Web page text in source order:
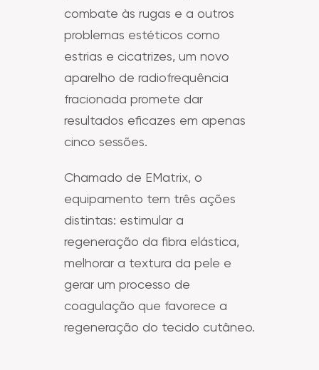
combate às rugas e a outros
problemas estéticos como
estrias e cicatrizes, um novo
aparelho de radiofrequência
fracionada promete dar
resultados eficazes em apenas
cinco sessões.
Chamado de EMatrix, o
equipamento tem três ações
distintas: estimular a
regeneração da fibra elástica,
melhorar a textura da pele e
gerar um processo de
coagulação que favorece a
regeneração do tecido cutâneo.